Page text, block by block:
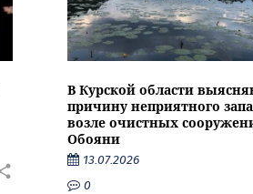
В Курской области
причину неприятного
возле очистных
Обояни
13.07.2026
0